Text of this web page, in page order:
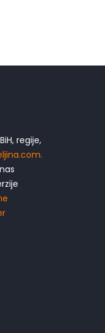
regije,